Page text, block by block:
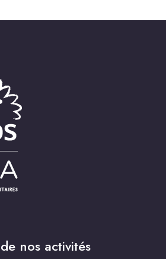
nos activités